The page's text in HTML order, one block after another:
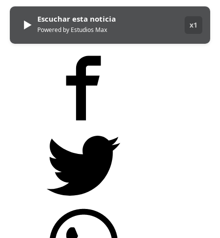
▶ Escuchar esta noticia
Powered by Estudios Max
x1